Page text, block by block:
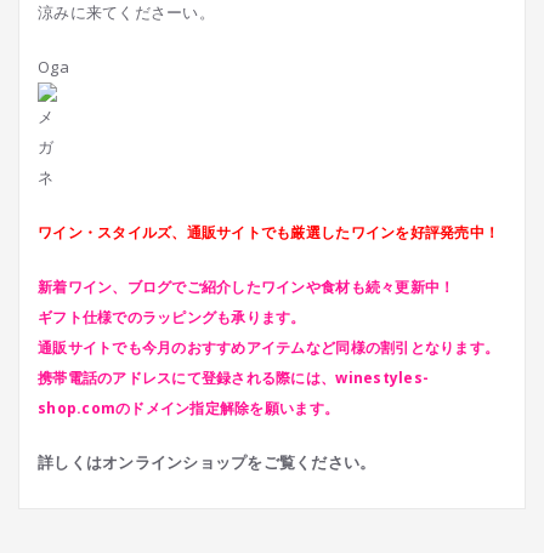
涼みに来てくださーい。
Oga
ワイン・スタイルズ、通販サイトでも厳選したワインを好評発売中！
新着ワイン、ブログでご紹介したワインや食材も続々更新中！
ギフト仕様でのラッピングも承ります。
通販サイトでも今月のおすすめアイテムなど同様の割引となります。
携帯電話のアドレスにて登録される際には、winestyles-
shop.comのドメイン指定解除を願います。
詳しくはオンラインショップをご覧ください。